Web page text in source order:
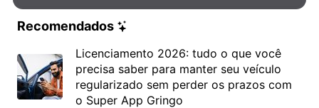
Recomendados
Licenciamento 2026: tudo o que você
precisa saber para manter seu veículo
regularizado sem perder os prazos com
o Super App Gringo